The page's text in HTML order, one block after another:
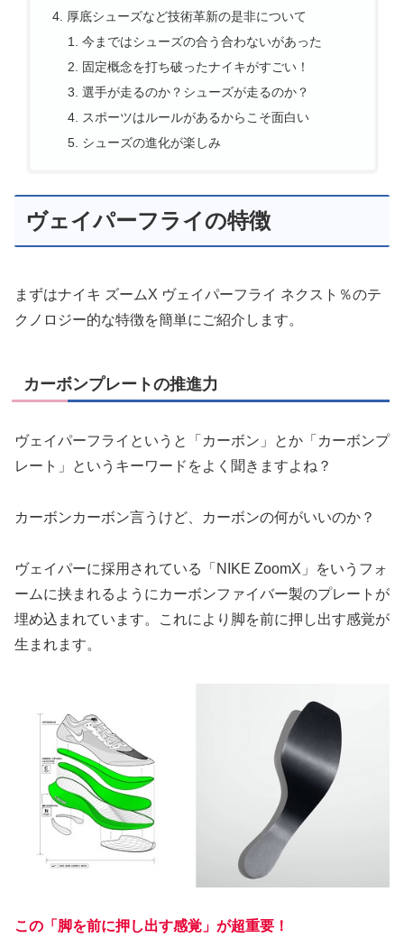
厚底シューズなど技術革新の是非について
今まではシューズの合う合わないがあった
固定概念を打ち破ったナイキがすごい！
選手が走るのか？シューズが走るのか？
スポーツはルールがあるからこそ面白い
シューズの進化が楽しみ
ヴェイパーフライの特徴
まずはナイキ ズームX ヴェイパーフライ ネクスト％のテ
クノロジー的な特徴を簡単にご紹介します。
カーボンプレートの推進力
ヴェイパーフライというと「カーボン」とか「カーボンプ
レート」というキーワードをよく聞きますよね？
カーボンカーボン言うけど、カーボンの何がいいのか？
ヴェイパーに採用されている「NIKE ZoomX」をいうフォ
ームに挟まれるようにカーボンファイバー製のプレートが
埋め込まれています。これにより脚を前に押し出す感覚が
生まれます。
この「脚を前に押し出す感覚」が超重要！